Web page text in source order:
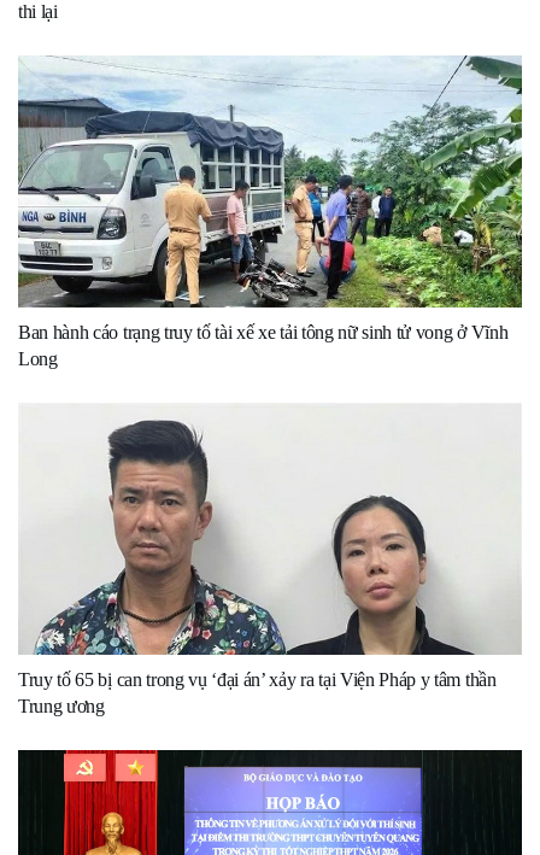
thi lại
Ban hành cáo trạng truy tố tài xế xe tải tông nữ sinh tử vong ở Vĩnh
Long
Truy tố 65 bị can trong vụ ‘đại án’ xảy ra tại Viện Pháp y tâm thần
Trung ương